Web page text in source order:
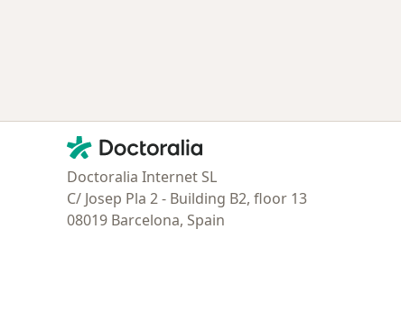
Contacto
Doctoralia - Página de inicio
Doctoralia Internet SL
C/ Josep Pla 2 - Building B2, floor 13
08019 Barcelona, Spain